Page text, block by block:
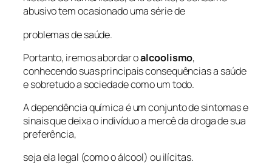
abusivo tem ocasionado uma série de
problemas de saúde.
Portanto, iremos abordar oalcoolismo,
conhecendo suas principais consequências a saúde
e sobretudo a sociedade como um todo.
A dependência química é um conjunto de sintomas e
sinais que deixa o indivíduo a mercê da droga de sua
preferência,
seja ela legal (como o álcool) ou ilícitas.